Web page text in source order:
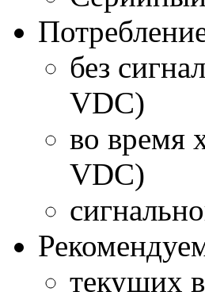
без
VDC)
во время
VDC)
текущих